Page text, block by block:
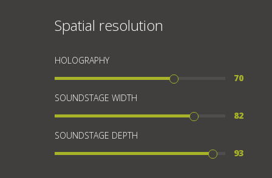
Spatial resolution
HOLOGRAPHY
70
SOUNDSTAGE WIDTH
82
SOUNDSTAGE DEPTH
93